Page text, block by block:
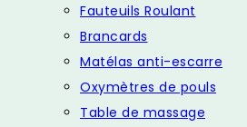
Fauteuils Roulant
Brancards
Matélas anti-escarre
Oxymètres de pouls
Table de massage